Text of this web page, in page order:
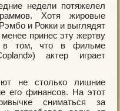
недели потяжелел
Хотя жировые
и Рокки и выглядят
принес эту жертву
в том, что в фильме
актер играет
не столько лишние
его финансов. На этот
сниматься за